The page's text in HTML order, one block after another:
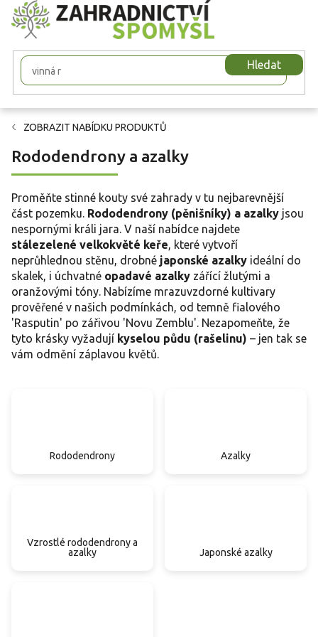
Přejít
na
obsah
Hledat
ZOBRAZIT NABÍDKU PRODUKTŮ
Rododendrony a azalky
Proměňte stinné kouty své zahrady v tu nejbarevnější
část pozemku. Rododendrony (pěnišníky) a azalky jsou
nespornými králi jara. V naší nabídce najdete
stálezelené velkokvěté keře , které vytvoří
neprůhlednou stěnu, drobné japonské azalky ideální do
skalek, i úchvatné opadavé azalky zářící žlutými a
oranžovými tóny. Nabízíme mrazuvzdorné kultivary
prověřené v našich podmínkách, od temně fialového
'Rasputin' po zářivou 'Novu Zemblu'. Nezapomeňte, že
tyto krásky vyžadují kyselou půdu (rašelinu) – jen tak se
vám odmění záplavou květů.
Rododendrony Azalky
Vzrostlé rododendrony a
azalky
Japonské azalky